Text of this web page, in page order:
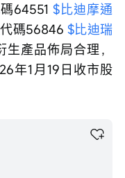
64551 $比迪摩通
代碼56846 $比迪瑞
生產品佈局合理，
年1月19日收市股